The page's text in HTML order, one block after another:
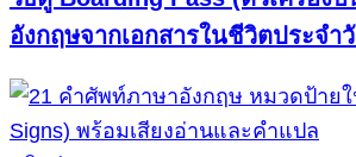
อังกฤษจากเอกสารในชีวิตประจำ